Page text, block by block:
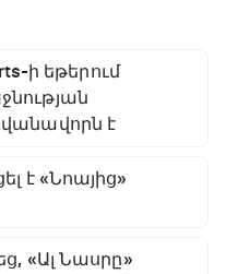
ի եթերում
է
է «Նոայից»
«Ալ Նասրը»